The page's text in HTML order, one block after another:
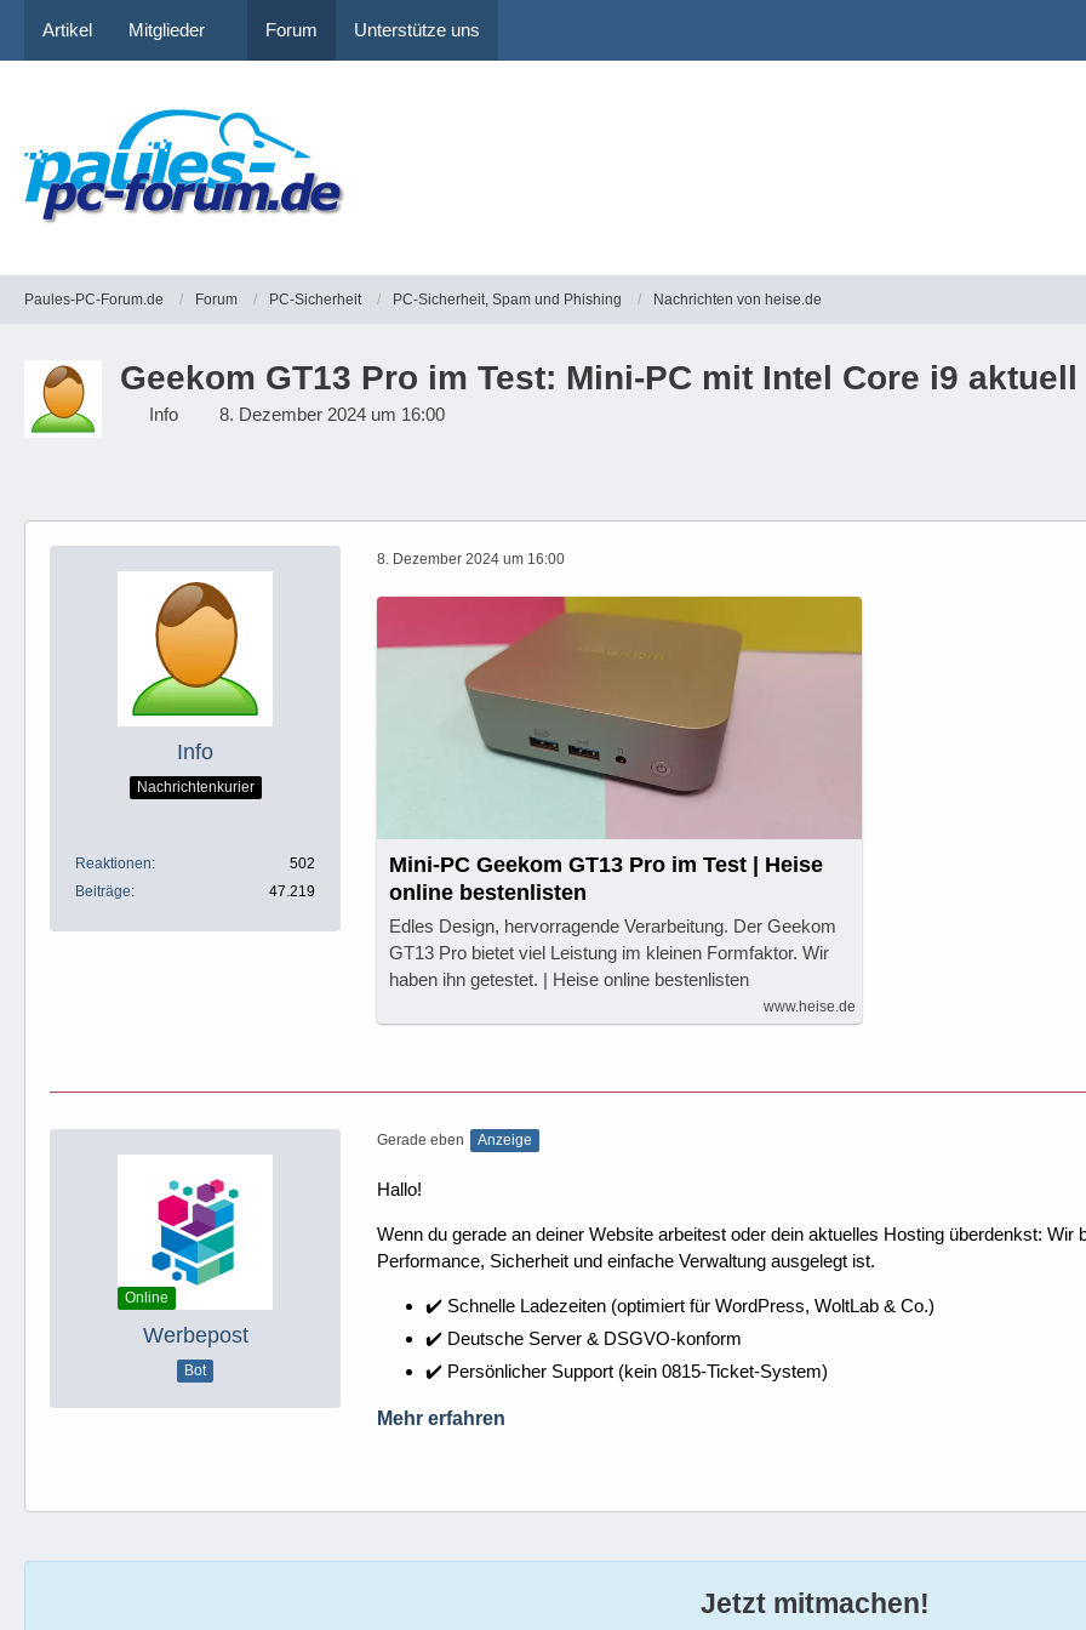
Artikel Mitglieder Forum Unterstütze uns
Paules-PC-Forum.de Forum PC-Sicherheit PC-Sicherheit, Spam und Phishing Nachrichten von heise.de
Geekom GT13 Pro im Test: Mini-PC mit Intel Core i9
Info 8. Dezember 2024 um 16:00
Info
Nachrichtenkurier
Reaktionen
502
Beiträge
47.219
8. Dezember 2024 um 16:00
Mini-PC Geekom GT13 Pro im Test | Heise
online bestenlisten
Edles Design, hervorragende Verarbeitung. Der Geekom
GT13 Pro bietet viel Leistung im kleinen Formfaktor. Wir
haben ihn getestet. | Heise online bestenlisten
www.heise.de
Online
Werbepost
Bot
Gerade eben Anzeige
Hallo!
Wenn du gerade an deiner Website arbeitest oder dein aktuelles Hosting überdenkst:
Performance, Sicherheit und einfache Verwaltung ausgelegt ist.
✔️ Schnelle Ladezeiten (optimiert für WordPress, WoltLab & Co.)
✔️ Deutsche Server & DSGVO-konform
✔️ Persönlicher Support (kein 0815-Ticket-System)
Mehr erfahren
Jetzt mitmachen!